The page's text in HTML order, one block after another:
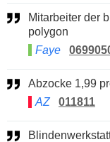
Mitarbeiter der brand und wasserschadensanierungsfirma
polygon
Faye
Abzocke 1,99
AZ
011811